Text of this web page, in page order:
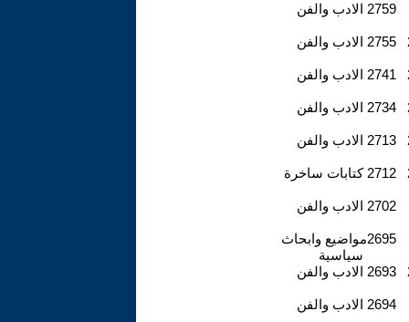
الادب والفن 2759
الادب والفن 2755
الادب والفن 2741
الادب والفن 2734
الادب والفن 2713
كتابات ساخرة 2712
الادب والفن 2702
مواضيع وابحاث
سياسية
2695
الادب والفن 2693
الادب والفن 2694